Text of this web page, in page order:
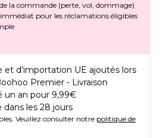
la commande (perte, vol, dommage)
pour les réclamations éligibles
et d’importation UE ajoutés lors
Premier - Livraison
un an pour 9,99€
dans les 28 jours
Veuillez consulter notre politique de